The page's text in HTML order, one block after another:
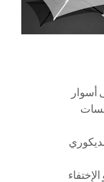
أسوار